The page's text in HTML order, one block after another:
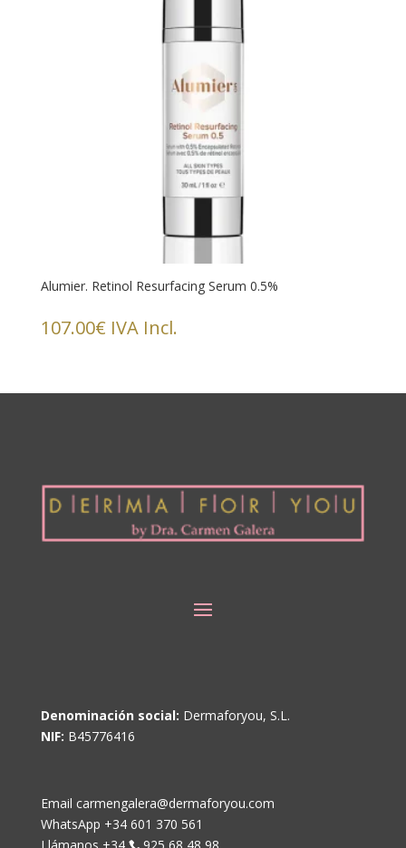
Alumier. Retinol Resurfacing Serum 0.5%
107.00€ IVA Incl.
Denominación social: Dermaforyou, S.L.
NIF: B45776416
Email carmengalera@dermaforyou.com
WhatsApp +34 601 370 561
Llámanos +34
925 68 48 98